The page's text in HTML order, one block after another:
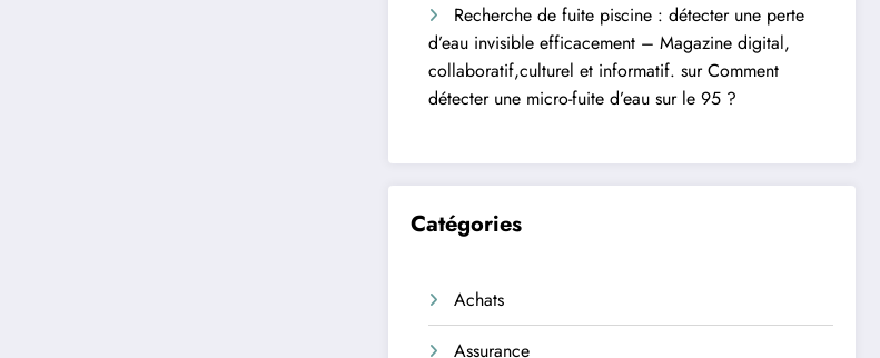
Recherche de fuite piscine : détecter une perte
d’eau invisible efficacement – Magazine digital,
collaboratif,culturel et informatif. surComment
détecter une micro-fuite d’eau sur le 95 ?
Catégories
Achats
Assurance